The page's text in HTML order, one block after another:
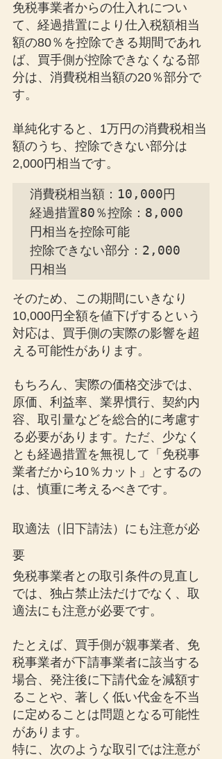
免税事業者からの仕入れについ
て、経過措置により仕入税額相当
額の80％を控除できる期間であれ
ば、買手側が控除できなくなる部
分は、消費税相当額の20％部分で
す。
単純化すると、1万円の消費税相当
額のうち、控除できない部分は
2,000円相当です。
消費税相当額：10,000円
経過措置80％控除：8,000
円相当を控除可能
控除できない部分：2,000
円相当
そのため、この期間にいきなり
10,000円全額を値下げするという
対応は、買手側の実際の影響を超
える可能性があります。
もちろん、実際の価格交渉では、
原価、利益率、業界慣行、契約内
容、取引量などを総合的に考慮す
る必要があります。ただ、少なく
とも経過措置を無視して「免税事
業者だから10％カット」とするの
は、慎重に考えるべきです。
取適法（旧下請法）にも注意が必
要
免税事業者との取引条件の見直し
では、独占禁止法だけでなく、取
適法にも注意が必要です。
たとえば、買手側が親事業者、免
税事業者が下請事業者に該当する
場合、発注後に下請代金を減額す
ることや、著しく低い代金を不当
に定めることは問題となる可能性
があります。
特に、次のような取引では注意が